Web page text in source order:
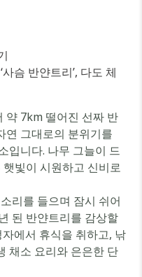
슴 반얀트리’, 다도 체
약 7km 떨어진 선짜 반
연 그대로의 분위기를
입니다. 나무 그늘이 드
빛이 시원하고 신비로
리를 들으며 잠시 쉬어
된 반얀트리를 감상할
에서 휴식을 취하고, 낚
채소 요리와 은은한 단